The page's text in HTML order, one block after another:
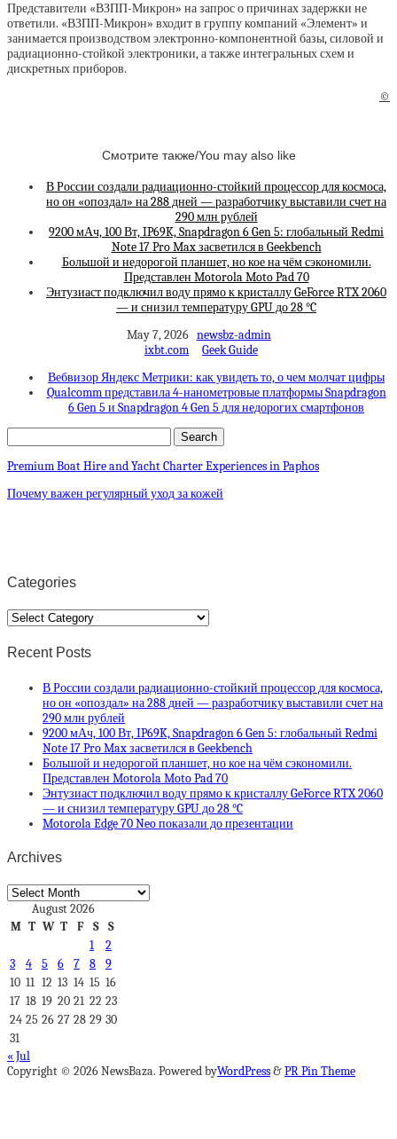
Представители «ВЗПП-Микрон» на запрос о причинах задержки не
ответили. «ВЗПП-Микрон» входит в группу компаний «Элемент» и
занимается производством электронно-компонентной базы, силовой и
радиационно-стойкой электроники, а также интегральных схем и
дискретных приборов.
©
Смотрите также/You may also like
В России создали радиационно-стойкий процессор для космоса,
но он «опоздал» на 288 дней — разработчику выставили счет на
290 млн рублей
9200 мАч, 100 Вт, IP69K, Snapdragon 6 Gen 5: глобальный Redmi
Note 17 Pro Max засветился в Geekbench
Большой и недорогой планшет, но кое на чём сэкономили.
Представлен Motorola Moto Pad 70
Энтузиаст подключил воду прямо к кристаллу GeForce RTX 2060
— и снизил температуру GPU до 28 °C
May 7, 2026 newsbz-admin
ixbt.com
Geek Guide
Вебвизор Яндекс Метрики: как увидеть то, о чем молчат цифры
Qualcomm представила 4-нанометровые платформы Snapdragon
6 Gen 5 и Snapdragon 4 Gen 5 для недорогих смартфонов
Premium Boat Hire and Yacht Charter Experiences in Paphos
Почему важен регулярный уход за кожей
Categories
Categories
Recent Posts
В России создали радиационно-стойкий процессор для космоса,
но он «опоздал» на 288 дней — разработчику выставили счет на
290 млн рублей
9200 мАч, 100 Вт, IP69K, Snapdragon 6 Gen 5: глобальный Redmi
Note 17 Pro Max засветился в Geekbench
Большой и недорогой планшет, но кое на чём сэкономили.
Представлен Motorola Moto Pad 70
Энтузиаст подключил воду прямо к кристаллу GeForce RTX 2060
— и снизил температуру GPU до 28 °C
Motorola Edge 70 Neo показали до презентации
Archives
Archives
August 2026
M T W T F S
S
1
2
3
4 5 6 7 8
9
10 11 12 13 14 15 16
17 18 19 20 21 22 23
24 25 26 27 28 29 30
31
« Jul
Copyright © 2026 NewsBaza. Powered byWordPress&PR Pin Theme